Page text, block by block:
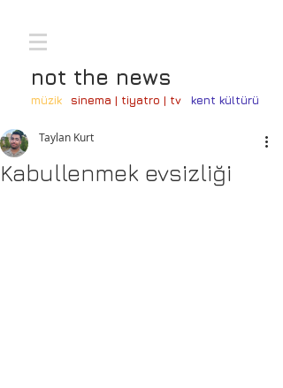
not the news
müzik sinema | tiyatro | tv kent kültürü
Kabullenmek evsizliği
Taylan Kurt